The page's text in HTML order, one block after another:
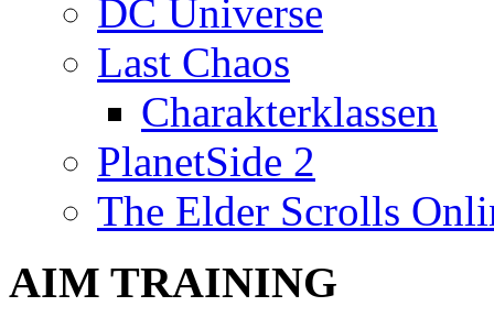
DC Universe
Last Chaos
Charakterklassen
PlanetSide 2
The Elder Scrolls
AIM TRAINING